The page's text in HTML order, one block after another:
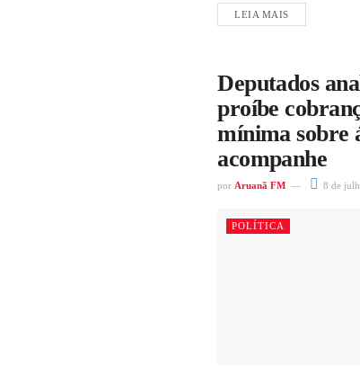
LEIA MAIS
Deputados
proíbe
mínima sobre
acompanhe
por Aruanã FM 8 de
POLÍTICA